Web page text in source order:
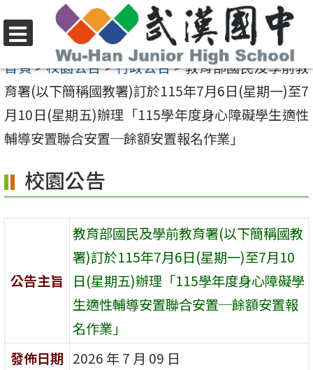
至
要
內
容
選
單
首頁>校園公告>行政公告>教育部國民及學前教
育署(以下簡稱國教署)訂於115年7月6日(星期一)至7
月10日(星期五)辦理「115學年度身心障礙學生適性
輔導安置聯合安置─餘額安置報名作業」
校園公告
公告主旨
教育部國民及學前教育署(以下簡稱國教
署)訂於115年7月6日(星期一)至7月10
日(星期五)辦理「115學年度身心障礙學
生適性輔導安置聯合安置─餘額安置報
名作業」
發佈日期 2026 年 7 月 09 日